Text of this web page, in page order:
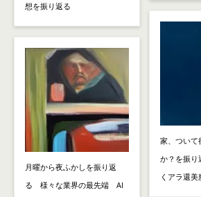
想を振り返る
月曜から夜ふかしを振り返
る 様々な業界の最先端 AI
家、ついて
か？を振
くアラ還美